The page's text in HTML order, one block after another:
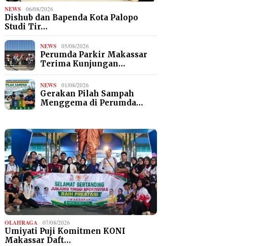
NEWS 06/08/2026
Dishub dan Bapenda Kota Palopo
Studi Tir…
NEWS 05/08/2026
Perumda Parkir Makassar
Terima Kunjungan…
NEWS 01/08/2026
Gerakan Pilah Sampah
Menggema di Perumda…
OLAHRAGA 07/08/2026
Umiyati Puji Komitmen KONI
Makassar Daft…